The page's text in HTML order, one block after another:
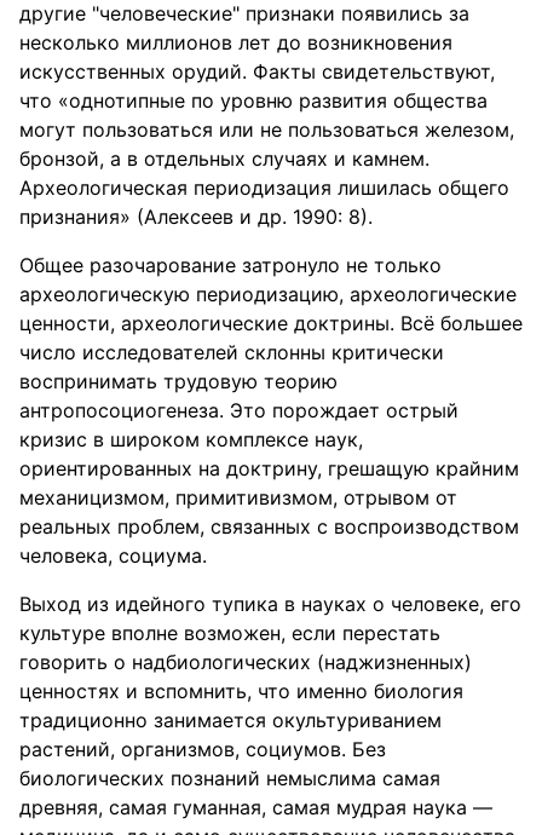
другие "человеческие" признаки появились за
несколько миллионов лет до возникновения
искусственных орудий. Факты свидетельствуют,
что «однотипные по уровню развития общества
могут пользоваться или не пользоваться железом,
бронзой, а в отдельных случаях и камнем.
Археологическая периодизация лишилась общего
признания» (Алексеев и др. 1990: 8).
Общее разочарование затронуло не только
археологическую периодизацию, археологические
ценности, археологические доктрины. Всё большее
число исследователей склонны критически
воспринимать трудовую теорию
антропосоциогенеза. Это порождает острый
кризис в широком комплексе наук,
ориентированных на доктрину, грешащую крайним
механицизмом, примитивизмом, отрывом от
реальных проблем, связанных с воспроизводством
человека, социума.
Выход из идейного тупика в науках о человеке, его
культуре вполне возможен, если перестать
говорить о надбиологических (наджизненных)
ценностях и вспомнить, что именно биология
традиционно занимается окультуриванием
растений, организмов, социумов. Без
биологических познаний немыслима самая
древняя, самая гуманная, самая мудрая наука —